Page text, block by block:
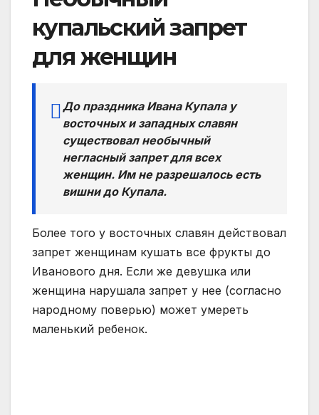
купальский запрет
для женщин
До праздника Ивана Купала у
восточных и западных славян
существовал необычный
негласный запрет для всех
женщин. Им не разрешалось есть
вишни до Купала.
Более того у восточных славян действовал
запрет женщинам кушать все фрукты до
Иванового дня. Если же девушка или
женщина нарушала запрет у нее (согласно
народному поверью) может умереть
маленький ребенок.